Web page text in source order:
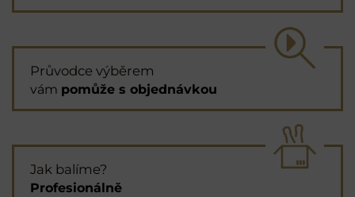
Průvodce výběrem
vám pomůže s objednávkou
Jak balíme?
Profesionálně